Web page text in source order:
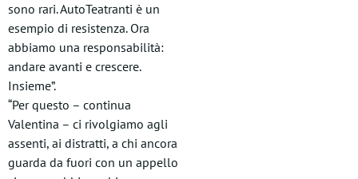
sono rari. AutoTeatranti è un
esempio di resistenza. Ora
abbiamo una responsabilità:
andare avanti e crescere.
Insieme”.
“Per questo – continua
Valentina – ci rivolgiamo agli
assenti, ai distratti, a chi ancora
guarda da fuori con un appello